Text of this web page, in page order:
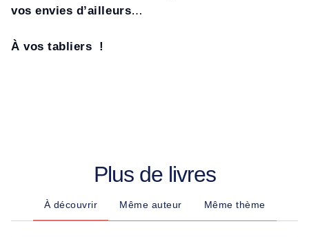
vos envies d’ailleurs…
À vos tabliers !
Plus de livres
À découvrir Même auteur Même thème